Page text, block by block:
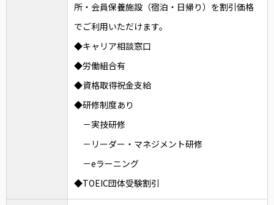
所・会員保養施設（宿泊・日帰り）を割引価格
でご利用いただけます。
◆キャリア相談窓口
◆労働組合有
◆資格取得祝金支給
◆研修制度あり
－実技研修
－リーダー・マネジメント研修
－eラーニング
◆TOEIC団体受験割引